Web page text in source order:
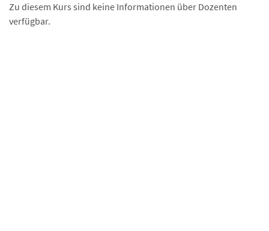
Zu diesem Kurs sind keine Informationen über Dozenten
verfügbar.